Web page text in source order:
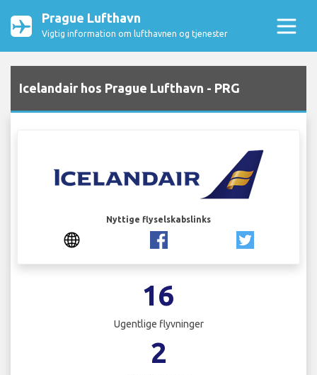
Prague Lufthavn
Vigtig information om lufthavnen og tjenester
Icelandair hos Prague Lufthavn - PRG
Nyttige flyselskabslinks
16
Ugentlige flyvninger
2